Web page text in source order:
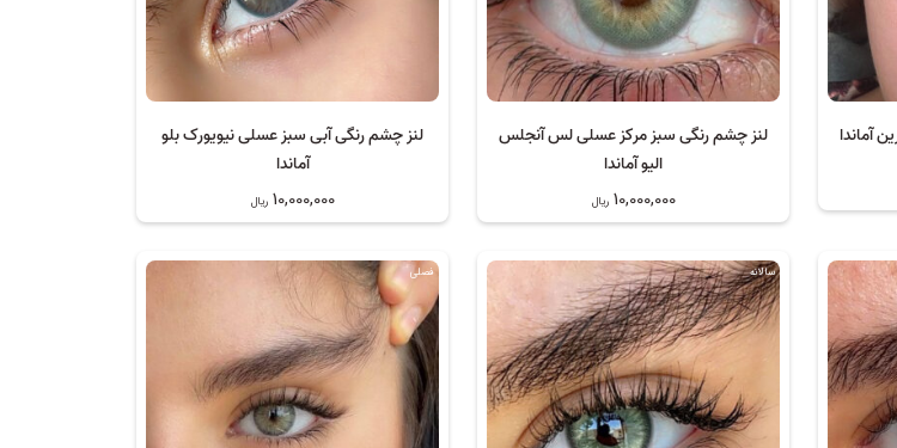
آماندا
لنز چشم رنگی سبز مرکز عسلی لس آنجلس
الیو آماندا
10,000,000 ریال
لنز چشم رنگی آبی سبز عسلی نیویورک بلو
آماندا
10,000,000 ریال
سالانه فصلی